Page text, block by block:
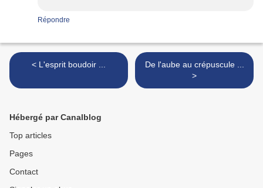
Répondre
< L'esprit boudoir ...
De l'aube au crépuscule ...
>
Hébergé par Canalblog
Top articles
Pages
Contact